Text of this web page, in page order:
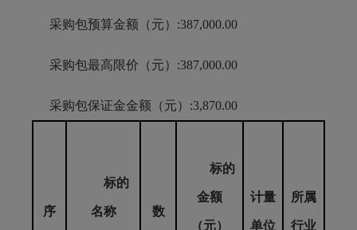
采购包预算金额（元）:387,000.00
采购包最高限价（元）:387,000.00
采购包保证金金额（元）:3,870.00
序
标的
名称 数
标的
金额
（元）
计量
单位
所属
行业